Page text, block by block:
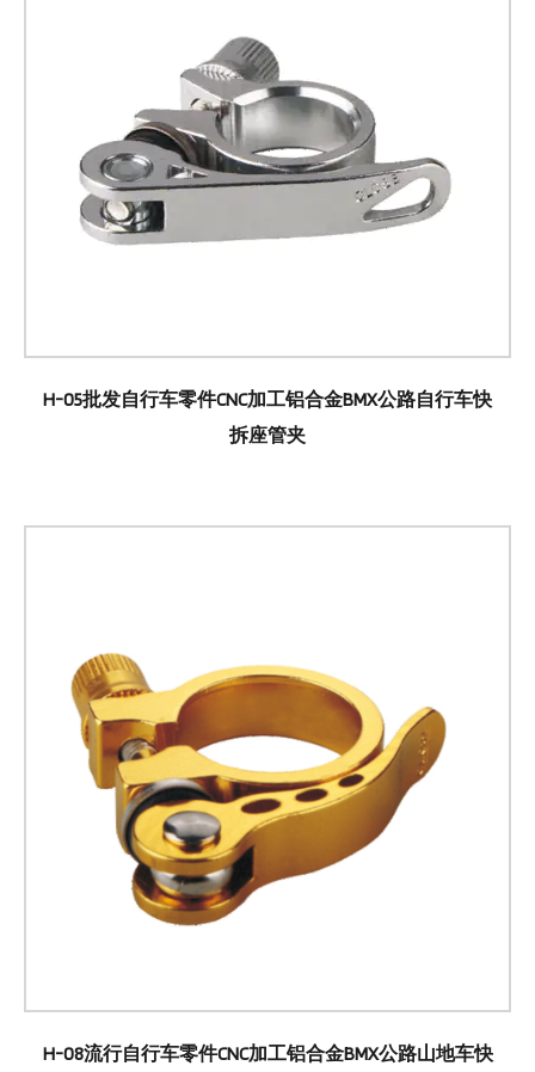
H-05批发自行车零件CNC加工铝合金BMX公路自行车快
拆座管夹
H-08流行自行车零件CNC加工铝合金BMX公路山地车快